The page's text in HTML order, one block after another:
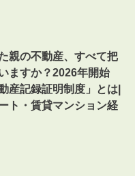
親の不動産、すべて把
ますか？2026年開始
産記録証明制度」とは|
ト・賃貸マンション経